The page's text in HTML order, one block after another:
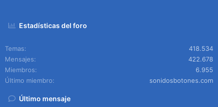
Estadísticas del foro
Temas
418.534
Mensajes
422.678
Miembros
6.955
Último miembro
sonidosbotones.com
Último mensaje